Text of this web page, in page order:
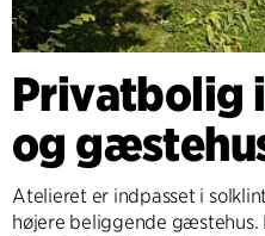
Privatbolig
og
Atelieret er indpasset i
højere beliggende gæstehus.